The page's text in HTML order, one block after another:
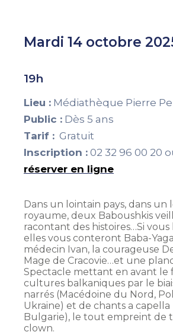
Mardi 14 octobre
19h
Lieu : Médiathèque Pierre
Public : Dès 5 ans
Tarif : Gratuit
Inscription : 02 32 96 00 20
réserver en ligne
Dans un lointain pays, dans un
royaume, deux Baboushkis
racontant des histoires…Si
elles vous conteront Baba-
médecin Ivan, la courageuse
Mage de Cracovie…et une
Spectacle mettant en avant le
cultures balkaniques par le
narrés (Macédoine du Nord,
Ukraine) et de chants a capella
Bulgarie), le tout empreint de
clown.